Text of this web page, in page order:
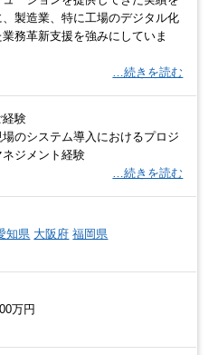
、製造業、特に工場のデジタル化
務革新支援を強みにしていま
…続きを読む
経験
のシステム導入におけるプロジ
ネジメント経験
…続きを読む
知県 大阪府 福岡県
万円